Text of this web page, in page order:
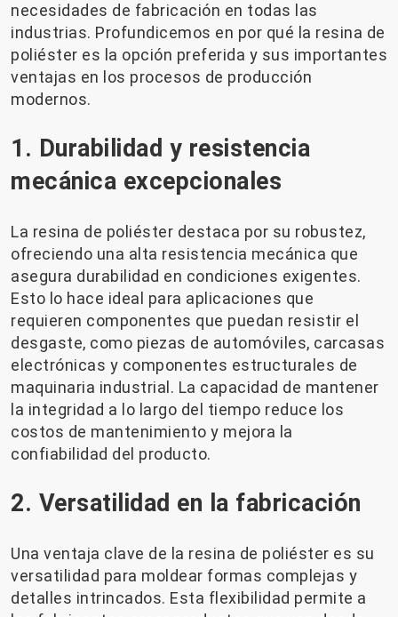
necesidades de fabricación en todas las
industrias. Profundicemos en por qué la resina de
poliéster es la opción preferida y sus importantes
ventajas en los procesos de producción
modernos.
1. Durabilidad y resistencia
mecánica excepcionales
La resina de poliéster destaca por su robustez,
ofreciendo una alta resistencia mecánica que
asegura durabilidad en condiciones exigentes.
Esto lo hace ideal para aplicaciones que
requieren componentes que puedan resistir el
desgaste, como piezas de automóviles, carcasas
electrónicas y componentes estructurales de
maquinaria industrial. La capacidad de mantener
la integridad a lo largo del tiempo reduce los
costos de mantenimiento y mejora la
confiabilidad del producto.
2. Versatilidad en la fabricación
Una ventaja clave de la resina de poliéster es su
versatilidad para moldear formas complejas y
detalles intrincados. Esta flexibilidad permite a